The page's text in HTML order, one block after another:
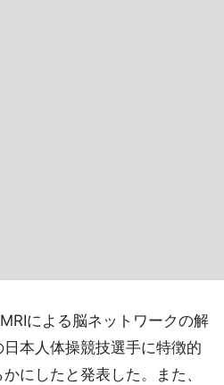
による脳ネットワークの解
本人体操競技選手に特徴的
にしたと発表した。また、